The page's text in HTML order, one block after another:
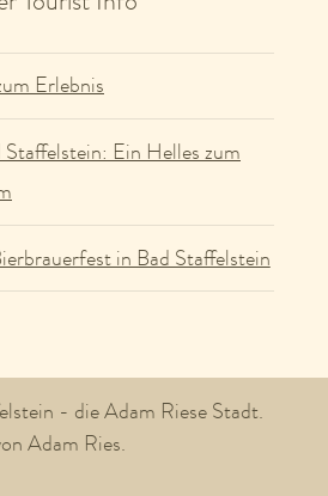
in Bad Staffelstein
- die Adam Riese Stadt.
Adam Ries.